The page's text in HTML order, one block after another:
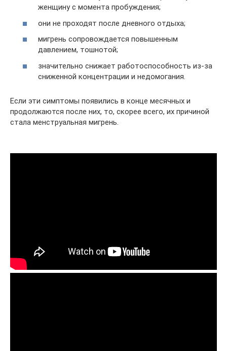
женщину с момента пробуждения;
они не проходят после дневного отдыха;
мигрень сопровождается повышенным
давлением, тошнотой;
значительно снижает работоспособность из-за
сниженной концентрации и недомогания.
Если эти симптомы появились в конце месячных и
продолжаются после них, то, скорее всего, их причиной
стала менструальная мигрень.